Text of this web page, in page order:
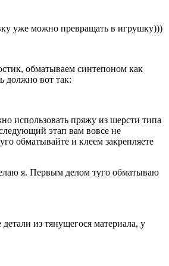
уже можно превращать в игрушку)))
обматываем синтепоном как
должно вот так:
использовать пряжу из шерсти типа
этап вам вовсе не
обматывайте и клеем закрепляете
я. Первым делом туго обматываю
из тянущегося материала, у